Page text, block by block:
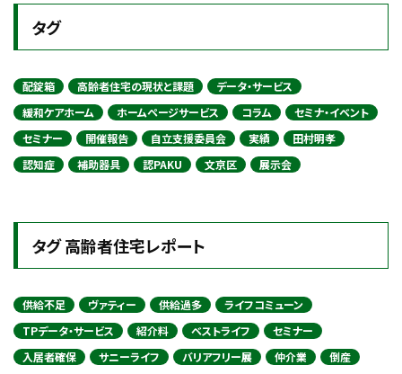
タグ
配錠箱 高齢者住宅の現状と課題
データ・サービス
緩和ケアホーム
ホームページサービス コラム
セミナ・イベント
セミナー
開催報告 自立支援委員会 実績
田村明孝
認知症
補助器具 認PAKU 文京区 展示会
タグ 高齢者住宅レポート
供給不足 ヴァティー 供給過多
ライフコミューン
TPデータ・サービス
紹介料 ベストライフ
セミナー
入居者確保
サニーライフ バリアフリー展 仲介業
倒産